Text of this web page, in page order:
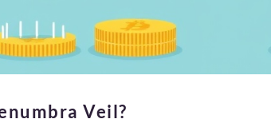
Veil?